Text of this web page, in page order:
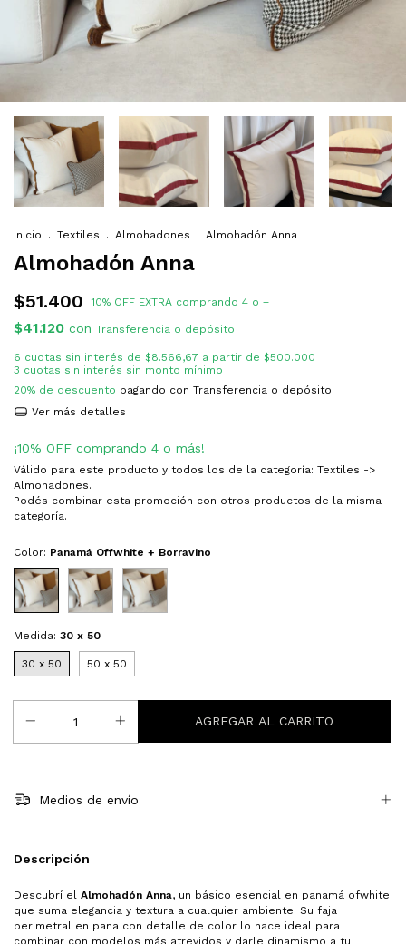
Inicio . Textiles . Almohadones . Almohadón Anna
Almohadón Anna
$51.400 10% OFF EXTRA comprando 4 o +
$41.120 con Transferencia o depósito
6 cuotas sin interés de $8.566,67
20% de descuento pagando con Transferencia o depósito
Ver más detalles
¡10% OFF comprando 4 o más!
Válido para este producto y todos los de la categoría: Textiles ->
Almohadones.
Podés combinar esta promoción con otros productos de la misma
categoría.
Color: Panamá Offwhite + Borravino
Medida: 30 x 50
30 x 50 50 x 50
Medios de envío
Descripción
Descubrí el Almohadón Anna, un básico esencial en panamá ofwhite
que suma elegancia y textura a cualquier ambiente. Su faja
perimetral en pana con detalle de color lo hace ideal para